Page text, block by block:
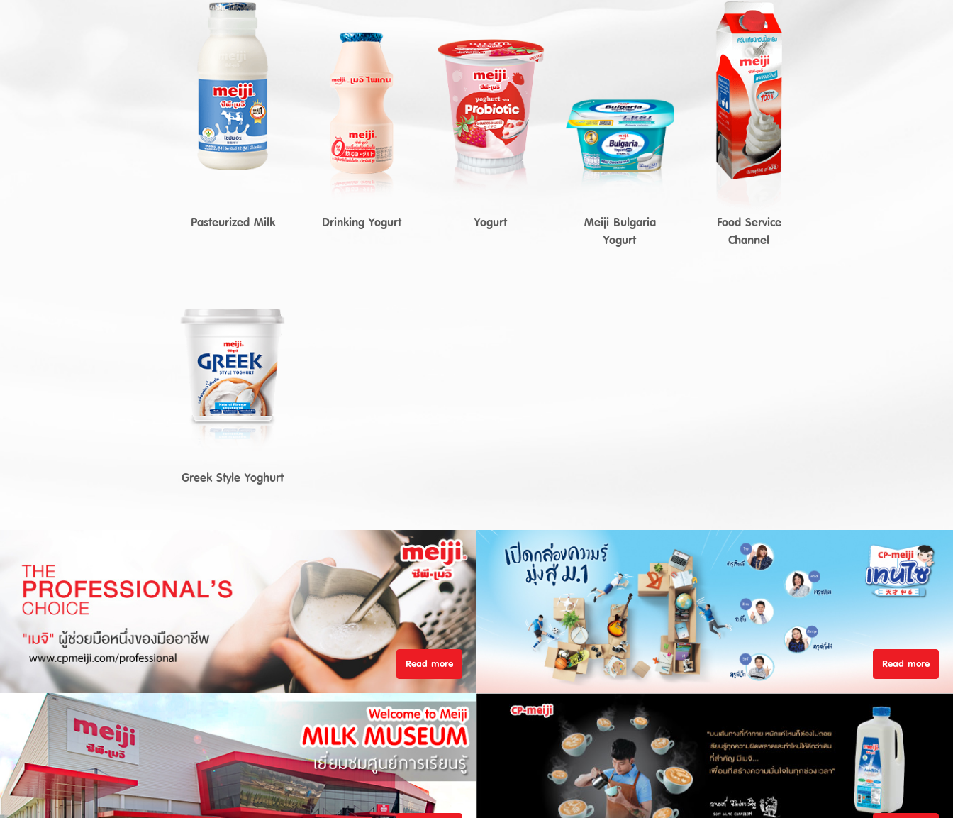
Pasteurized Milk Drinking Yogurt Yogurt
Meiji Bulgaria
Yogurt
Food Service
Channel
Greek Style Yoghurt
Read more Read more